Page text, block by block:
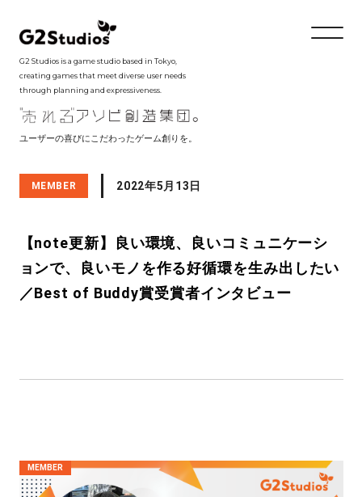
G2 Studios is a game studio based in Tokyo,
creating games that meet diverse user needs
through planning and expressiveness.
ユーザーの喜びにこだわったゲーム創りを。
MEMBER 2022年5月13日
【note更新】良い環境、良いコミュニケーシ
ョンで、良いモノを作る好循環を生み出したい
／Best of Buddy賞受賞者インタビュー
MEMBER